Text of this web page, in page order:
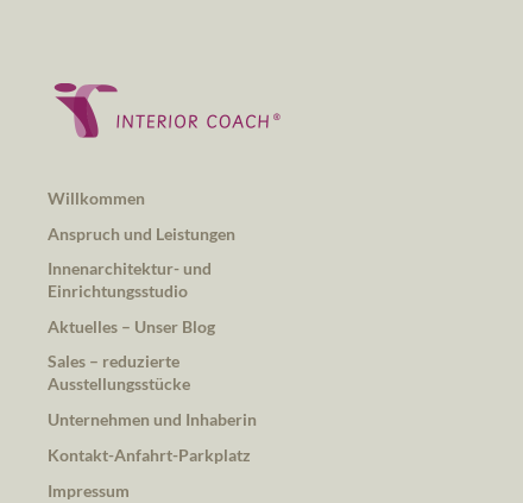
Willkommen
Anspruch und Leistungen
Innenarchitektur- und
Einrichtungsstudio
Aktuelles – Unser Blog
Sales – reduzierte
Ausstellungsstücke
Unternehmen und Inhaberin
Kontakt-Anfahrt-Parkplatz
Impressum